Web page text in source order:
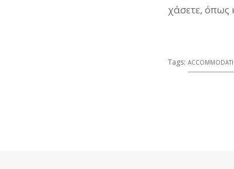
χάσετε, όπως
Tags: